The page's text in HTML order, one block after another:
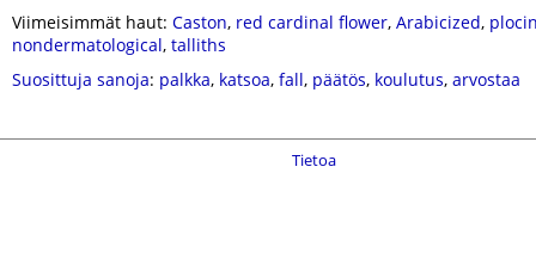
Viimeisimmät haut: Caston, red cardinal flower, Arabicized,
nondermatological, talliths
Suosittuja sanoja: palkka, katsoa, fall, päätös, koulutus, arvostaa
Tietoa